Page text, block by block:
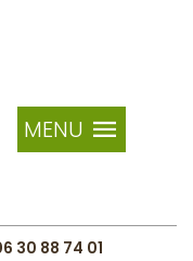
MENU
30 88 74 01